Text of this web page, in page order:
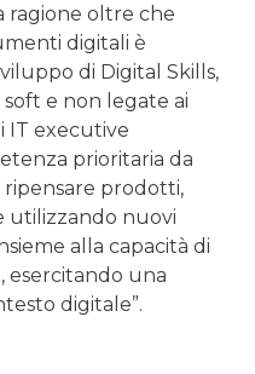
ragione oltre che
digitali è
di Digital Skills,
e non legate ai
IT executive
prioritaria da
ripensare prodotti,
utilizzando nuovi
alla capacità di
esercitando una
digitale”.